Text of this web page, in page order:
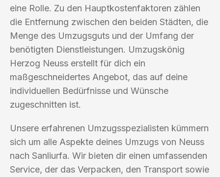
eine Rolle. Zu den Hauptkostenfaktoren zählen
die Entfernung zwischen den beiden Städten, die
Menge des Umzugsguts und der Umfang der
benötigten Dienstleistungen. Umzugskönig
Herzog Neuss erstellt für dich ein
maßgeschneidertes Angebot, das auf deine
individuellen Bedürfnisse und Wünsche
zugeschnitten ist.
Unsere erfahrenen Umzugsspezialisten kümmern
sich um alle Aspekte deines Umzugs von Neuss
nach Sanliurfa. Wir bieten dir einen umfassenden
Service, der das Verpacken, den Transport sowie